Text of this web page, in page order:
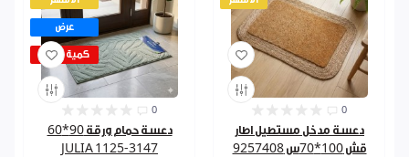
عرض
كمية قليلة
0
دعسة حمام ورقة 90*60
JULIA 1125-3147
0
دعسة مدخل مستطيل اطار
قش 100*70س 9257408